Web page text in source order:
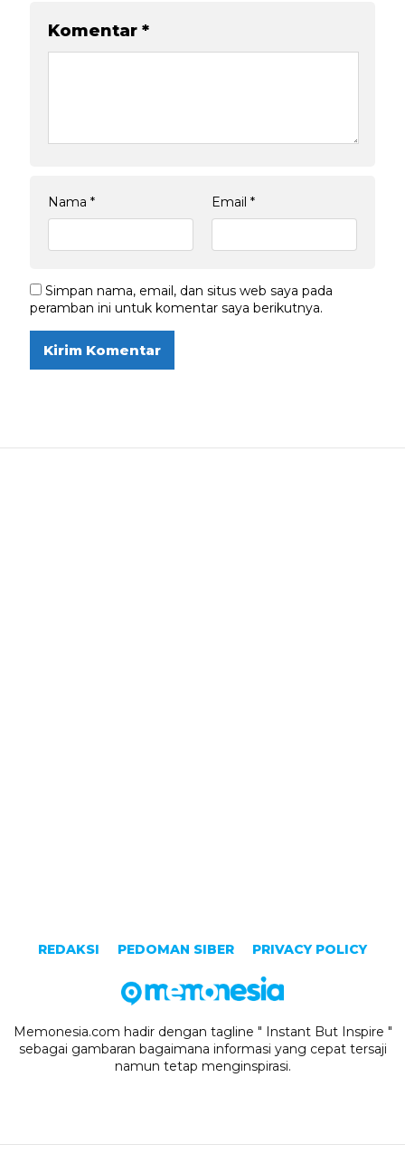
Komentar *
Nama * Email *
Simpan nama, email, dan situs web saya pada
peramban ini untuk komentar saya berikutnya.
REDAKSI PEDOMAN SIBER PRIVACY POLICY
Memonesia.com hadir dengan tagline " Instant But Inspire "
sebagai gambaran bagaimana informasi yang cepat tersaji
namun tetap menginspirasi.